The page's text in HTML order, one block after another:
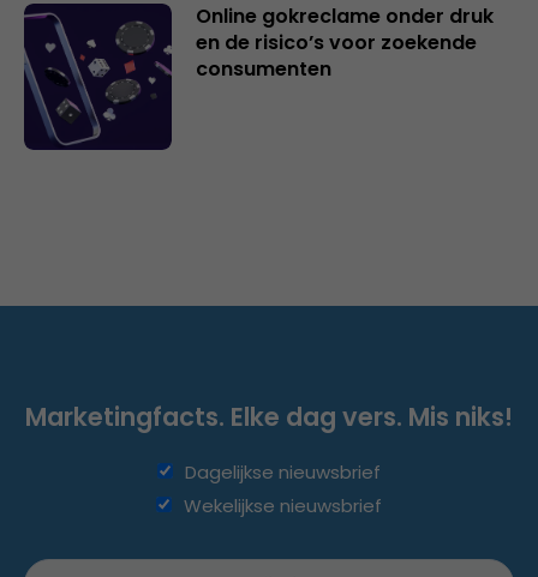
Online gokreclame onder druk
en de risico’s voor zoekende
consumenten
Marketingfacts. Elke dag vers. Mis niks!
Dagelijkse nieuwsbrief
Wekelijkse nieuwsbrief